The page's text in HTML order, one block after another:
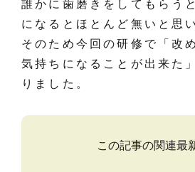
誰かに歯磨きをしてもらう
になるとほとんど無いと思
そのため今回の研修で「改
気持ちになることが出来た
りました。
この記事の関連最